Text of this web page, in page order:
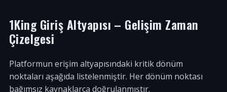
1King Giriş Altyapısı – Gelişim Zaman
Çizelgesi
Platformun erişim altyapısındaki kritik dönüm
noktaları aşağıda listelenmiştir. Her dönüm noktası
bağımsız kaynaklarca doğrulanmıştır.